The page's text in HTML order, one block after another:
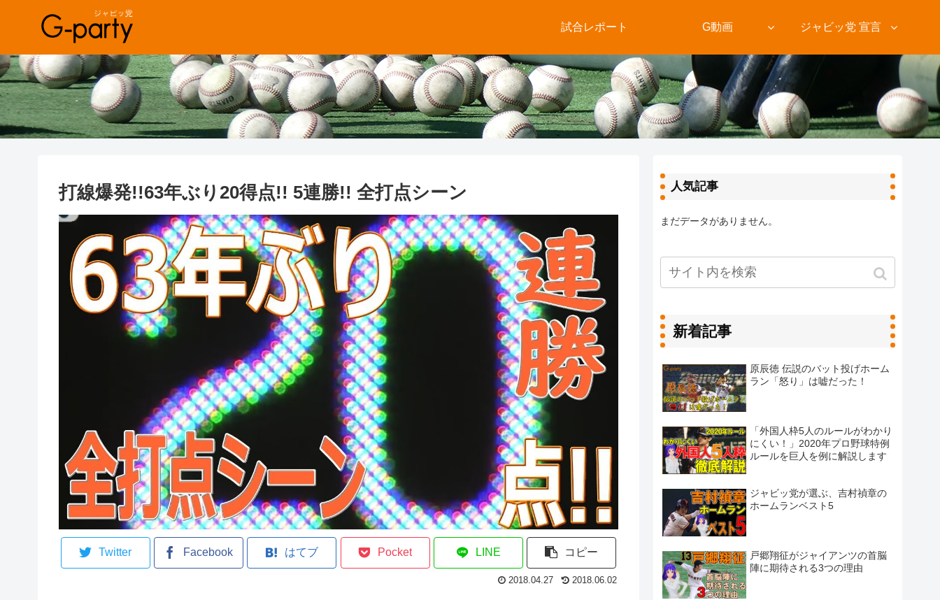
試合レポート G動画 ジャビッ党 宣言
打線爆発!!63年ぶり20得点!! 5連勝!! 全打点シーン
Twitter Facebook はてブ Pocket LINE コピー
2018.04.27 2018.06.02
人気記事
まだデータがありません。
新着記事
原辰徳 伝説のバット投げホーム
ラン「怒り」は嘘だった！
「外国人枠5人のルールがわかり
にくい！」2020年プロ野球特例
ルールを巨人を例に解説します
ジャビッ党が選ぶ、吉村禎章の
ホームランベスト5
戸郷翔征がジャイアンツの首脳
陣に期待される3つの理由